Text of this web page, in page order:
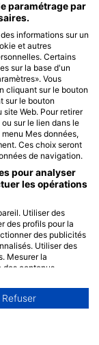
avec
paramétrage par
informations sur un
et autres
Certains
sur la base d'un
Vous
cliquant sur le bouton
sur le bouton
Web. Pour retirer
sur le lien dans le
Mes données,
Ces choix seront
de navigation.
pour analyser
les opérations
Utiliser des
des profils pour la
des publicités
Utiliser des
Mesurer la
contenus.
et améliorer les
le contenu.
européenne et
Refuser